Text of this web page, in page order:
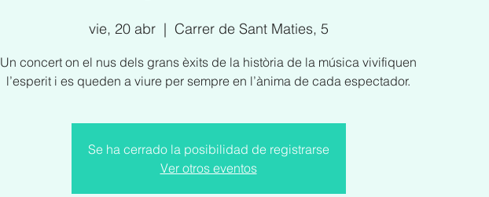
vie, 20 abr
  |
Carrer de Sant Maties, 5
Un concert on el nus dels grans èxits de la història de la música vivifiquen
l’esperit i es queden a viure per sempre en l’ànima de cada espectador.
Se ha cerrado la posibilidad de registrarse
Ver otros eventos